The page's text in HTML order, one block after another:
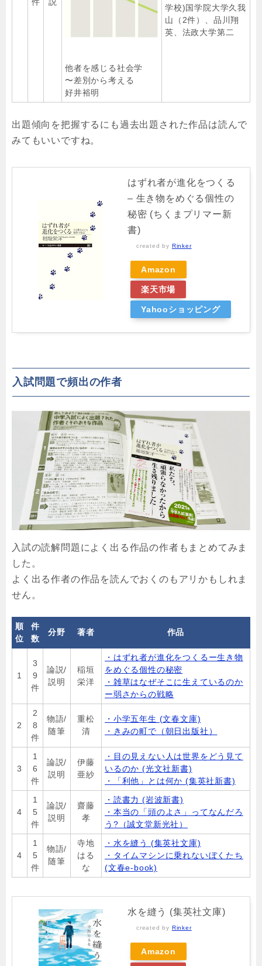
件 説
他者を感じる社会学
〜差別から考える
好井裕明
学校)国学院大学久我
山（2件）、品川翔
英、法政大学第二
出題傾向を把握するにも過去出題された作品は読んで
みてもいいですね。
はずれ者が進化をつくる
– 生き物をめぐる個性の
秘密 (ちくまプリマー新
書)
created by Rinker
Amazon
楽天市場
Yahooショッピング
入試問題で頻出の作者
入試の読解問題によく出る作品の作者もまとめてみま
した。
よく出る作者の作品を読んでおくのもアリかもしれま
せん。
順
位
件
数
分野 著者 作品
1
3
9
件
論説/
説明
稲垣
栄洋
・はずれ者が進化をつくるー生き物
をめぐる個性の秘密
・雑草はなぜそこに生えているのか
ー弱さからの戦略
2
2
8
件
物語/
随筆
重松
清
・小学五年生 (文春文庫)
・きみの町で（朝日出版社）
3
1
6
件
論説/
説明
伊藤
亜紗
・目の見えない人は世界をどう見て
いるのか (光文社新書)
・「利他」とは何か (集英社新書)
4
1
5
件
論説/
説明
齋藤
孝
・読書力 (岩波新書)
・本当の「頭のよさ」ってなんだろ
う?（誠文堂新光社）
4
1
5
件
物語/
随筆
寺地
はる
な
・水を縫う (集英社文庫)
・タイムマシンに乗れないぼくたち
(文春e-book)
水を縫う (集英社文庫)
created by Rinker
Amazon